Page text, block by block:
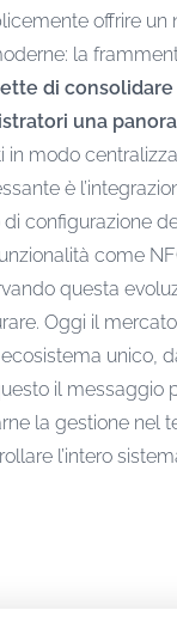
offrire
la
di
una
in modo
è
configurazione
come
questa
Oggi il
unico,
il messaggio
la gestione nel
l’intero